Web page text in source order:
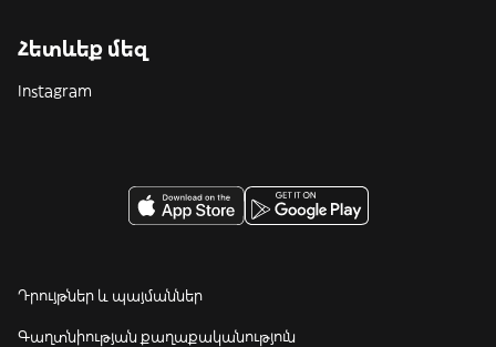
Հետևեք մեզ
Instagram
Դրույթներ և պայմաններ
Գաղտնիության քաղաքականություն